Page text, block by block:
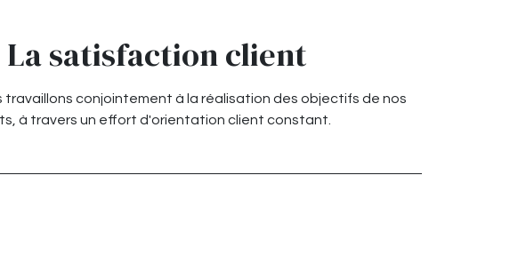
La satisfaction client
travaillons conjointement à la réalisation des objectifs de nos
à travers un effort d'orientation client constant.